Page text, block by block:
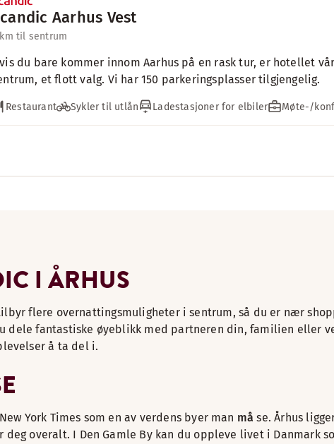
Aarhus Vest
til sentrum
du bare kommer innom Aarhus på en rask tur, er hotellet
et flott valg. Vi har 150 parkeringsplasser tilgjengelig.
Restaurant Sykler til utlån Ladestasjoner for elbiler Møte-/
I ÅRHUS
flere overnattingsmuligheter i sentrum, så du er nær
dele fantastiske øyeblikk med partneren din, familien eller
å ta del i.
York Times som en av verdens byer man må se. Århus
deg overalt. I Den Gamle By kan du oppleve livet i Danmark